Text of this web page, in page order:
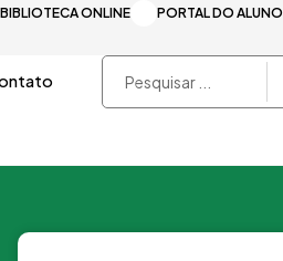
PORTAL DO ALUNO
BIBLIOTECA ONLINE
Pesquisar
...